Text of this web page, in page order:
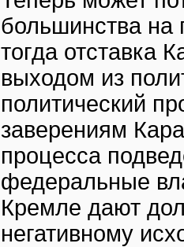
большинства на
тогда отставка
выходом из
политический
заверениям
процесса
федеральные
Кремле дают
негативному